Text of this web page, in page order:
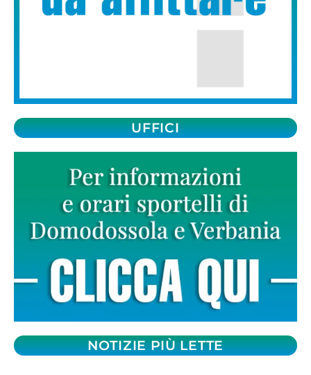
UFFICI
NOTIZIE PIÙ LETTE